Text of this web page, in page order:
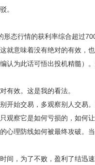
。
态行情的获利率综合超过
就意味着没有绝对的有效，
认为此话可悟出投机精髓）
效。这是我的看法。
始交易，多观察别人交易。
观察它是如何亏损的，如何
心理防线如何被最终攻破。
，为了不败，盈利了结迅速